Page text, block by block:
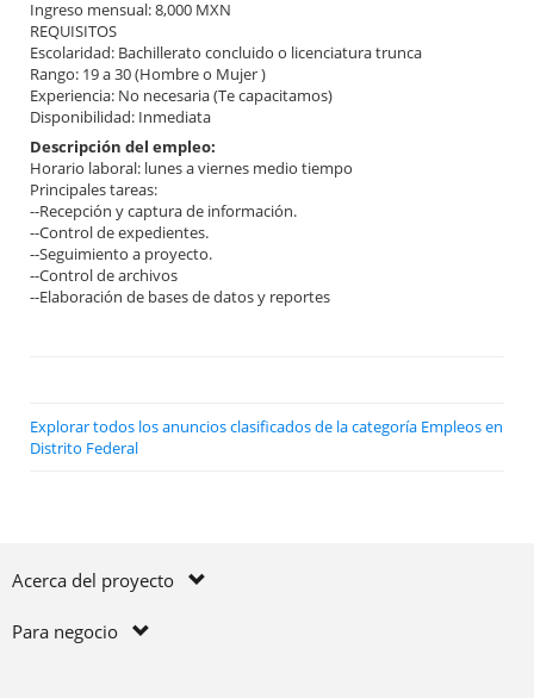
Ingreso mensual: 8,000 MXN
REQUISITOS
Escolaridad: Bachillerato concluido o licenciatura trunca
Rango: 19 a 30 (Hombre o Mujer )
Experiencia: No necesaria (Te capacitamos)
Disponibilidad: Inmediata
Descripción del empleo:
Horario laboral: lunes a viernes medio tiempo
Principales tareas:
--Recepción y captura de información.
--Control de expedientes.
--Seguimiento a proyecto.
--Control de archivos
--Elaboración de bases de datos y reportes
Explorar todos los anuncios clasificados de la categoría Empleos en
Distrito Federal
Acerca del proyecto
Para negocio